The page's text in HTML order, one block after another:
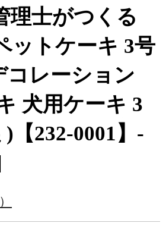
理士がつくる
ットケーキ 3号
コレーション
犬用ケーキ 3
【232-0001】-